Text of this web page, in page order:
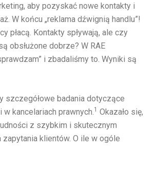
aby pozyskać nowe kontakty i
W końcu „reklama dźwignią handlu”!
płacą. Kontakty spływają, ale czy
obsłużone dobrze? W RAE
i zbadaliśmy to. Wyniki są
szczegółowe badania dotyczące
kancelariach prawnych. 1 Okazało się,
z szybkim i skutecznym
zapytania klientów. O ile w ogóle